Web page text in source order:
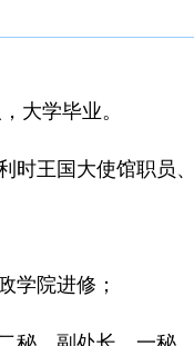
大学毕业。
时王国大使馆职员、
学院进修；